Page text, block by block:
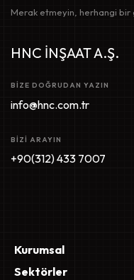
Merak etmeyin, herhangi bir
HNC İNŞAAT A.Ş.
BIZE DOĞRUDAN YAZIN
info@hnc.com.tr
BIZI ARAYIN
+90(312) 433 7007
Kurumsal
Sektörler